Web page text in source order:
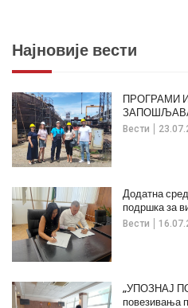
Најновије вести
Вести
ПРОГРАМИ
Вести
Додатна
подршка за
„УПОЗНАЈ
повезивања